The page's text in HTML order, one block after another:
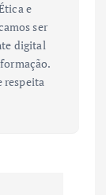
e
ser
digital
respeita